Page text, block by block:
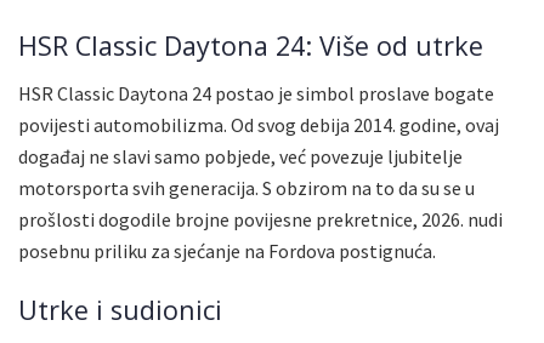
HSR Classic Daytona 24: Više od utrke
HSR Classic Daytona 24 postao je simbol proslave bogate
povijesti automobilizma. Od svog debija 2014. godine, ovaj
događaj ne slavi samo pobjede, već povezuje ljubitelje
motorsporta svih generacija. S obzirom na to da su se u
prošlosti dogodile brojne povijesne prekretnice, 2026. nudi
posebnu priliku za sjećanje na Fordova postignuća.
Utrke i sudionici